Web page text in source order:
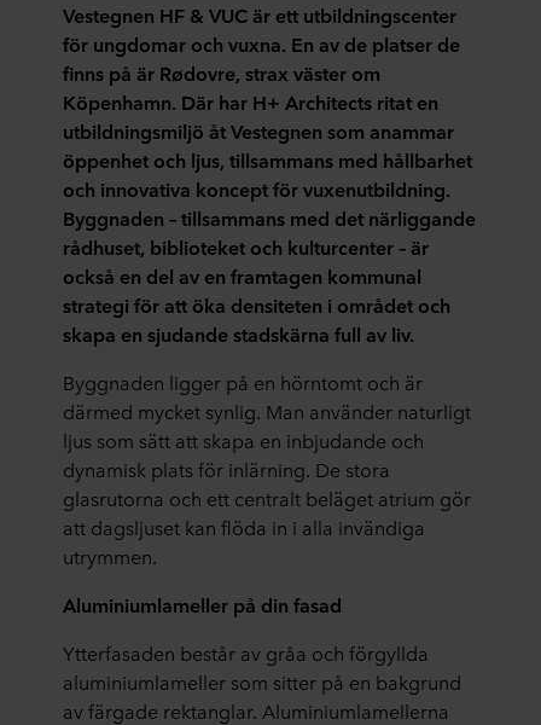
Vestegnen HF & VUC är ett utbildningscenter
för ungdomar och vuxna. En av de platser de
finns på är Rødovre, strax väster om
Köpenhamn. Där har H+ Architects ritat en
utbildningsmiljö åt Vestegnen som anammar
öppenhet och ljus, tillsammans med hållbarhet
och innovativa koncept för vuxenutbildning.
Byggnaden – tillsammans med det närliggande
rådhuset, biblioteket och kulturcenter – är
också en del av en framtagen kommunal
strategi för att öka densiteten i området och
skapa en sjudande stadskärna full av liv.
Byggnaden ligger på en hörntomt och är
därmed mycket synlig. Man använder naturligt
ljus som sätt att skapa en inbjudande och
dynamisk plats för inlärning. De stora
glasrutorna och ett centralt beläget atrium gör
att dagsljuset kan flöda in i alla invändiga
utrymmen.
Aluminiumlameller på din fasad
Ytterfasaden består av gråa och förgyllda
aluminiumlameller som sitter på en bakgrund
av färgade rektanglar. Aluminiumlamellerna